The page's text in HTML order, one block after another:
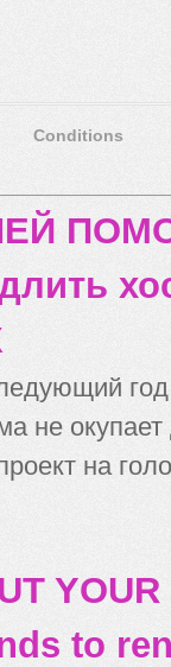
Conditions
не
на
to